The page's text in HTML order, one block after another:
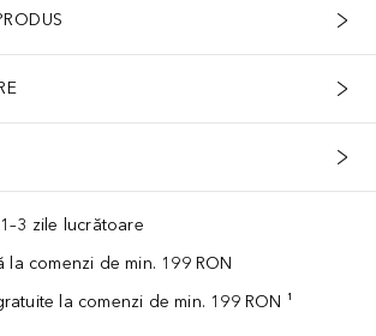
zile lucrătoare
la comenzi de min. 199 RON
la comenzi de min. 199 RON ¹